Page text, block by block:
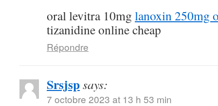
oral levitra 10mg lanoxin 250mg
tizanidine online cheap
Répondre
Srsjspsays:
7 octobre 2023 at 13 h 53 min